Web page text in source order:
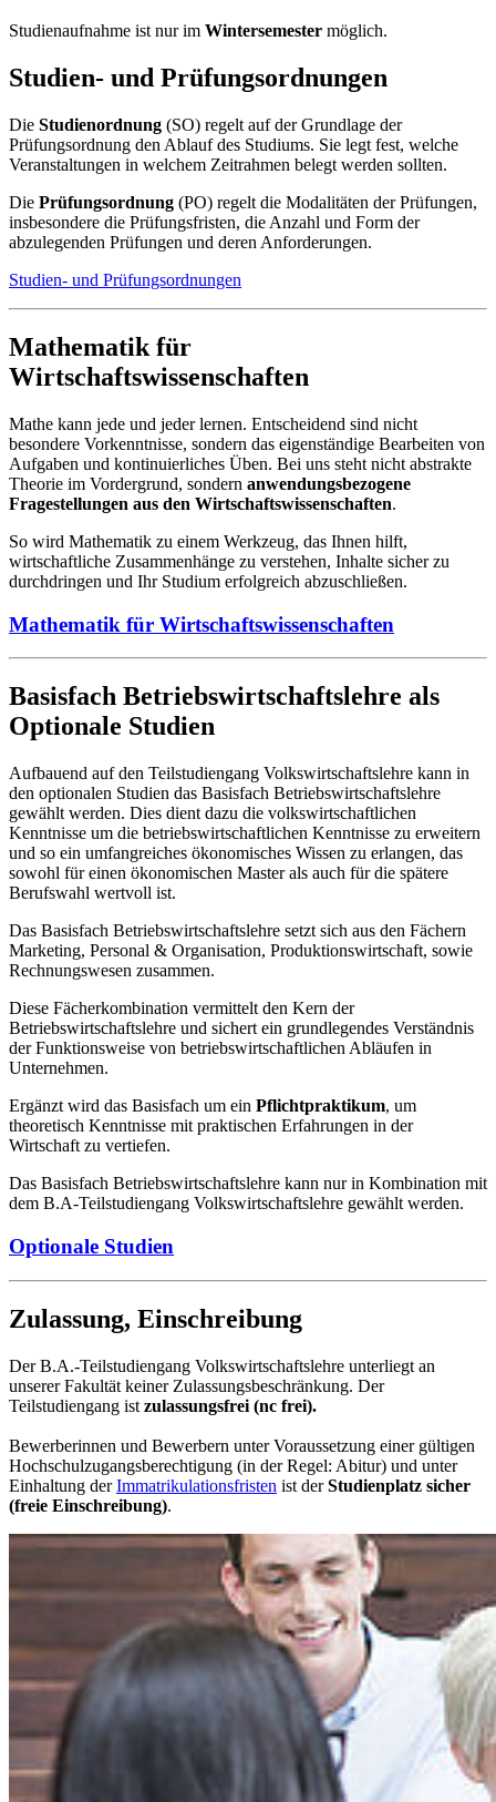
Studienaufnahme ist nur im Wintersemester möglich.
Studien- und Prüfungsordnungen
Die Studienordnung (SO) regelt auf der Grundlage der
Prüfungsordnung den Ablauf des Studiums. Sie legt fest, welche
Veranstaltungen in welchem Zeitrahmen belegt werden sollten.
Die Prüfungsordnung (PO) regelt die Modalitäten der Prüfungen,
insbesondere die Prüfungsfristen, die Anzahl und Form der
abzulegenden Prüfungen und deren Anforderungen.
Studien- und Prüfungsordnungen
Mathematik für
Wirtschaftswissenschaften
Mathe kann jede und jeder lernen. Entscheidend sind nicht
besondere Vorkenntnisse, sondern das eigenständige Bearbeiten von
Aufgaben und kontinuierliches Üben. Bei uns steht nicht abstrakte
Theorie im Vordergrund, sondern anwendungsbezogene
Fragestellungen aus den Wirtschaftswissenschaften.
So wird Mathematik zu einem Werkzeug, das Ihnen hilft,
wirtschaftliche Zusammenhänge zu verstehen, Inhalte sicher zu
durchdringen und Ihr Studium erfolgreich abzuschließen.
Mathematik für Wirtschaftswissenschaften
Basisfach Betriebswirtschaftslehre als
Optionale Studien
Aufbauend auf den Teilstudiengang Volkswirtschaftslehre kann in
den optionalen Studien das Basisfach Betriebswirtschaftslehre
gewählt werden. Dies dient dazu die volkswirtschaftlichen
Kenntnisse um die betriebswirtschaftlichen Kenntnisse zu erweitern
und so ein umfangreiches ökonomisches Wissen zu erlangen, das
sowohl für einen ökonomischen Master als auch für die spätere
Berufswahl wertvoll ist.
Das Basisfach Betriebswirtschaftslehre setzt sich aus den Fächern
Marketing, Personal & Organisation, Produktionswirtschaft, sowie
Rechnungswesen zusammen.
Diese Fächerkombination vermittelt den Kern der
Betriebswirtschaftslehre und sichert ein grundlegendes Verständnis
der Funktionsweise von betriebswirtschaftlichen Abläufen in
Unternehmen.
Ergänzt wird das Basisfach um ein Pflichtpraktikum, um
theoretisch Kenntnisse mit praktischen Erfahrungen in der
Wirtschaft zu vertiefen.
Das Basisfach Betriebswirtschaftslehre kann nur in Kombination mit
dem B.A-Teilstudiengang Volkswirtschaftslehre gewählt werden.
Optionale Studien
Zulassung, Einschreibung
Der B.A.-Teilstudiengang Volkswirtschaftslehre unterliegt an
unserer Fakultät keiner Zulassungsbeschränkung. Der
Teilstudiengang ist zulassungsfrei (nc frei).
Bewerberinnen und Bewerbern unter Voraussetzung einer gültigen
Hochschulzugangsberechtigung (in der Regel: Abitur) und unter
Einhaltung derImmatrikulationsfristen ist derStudienplatz sicher
(freie Einschreibung).